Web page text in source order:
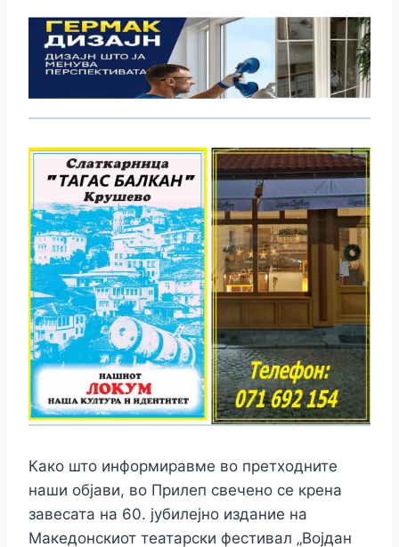
Како што информиравме во претходните
наши објави, во Прилеп свечено се крена
завесата на 60. јубилејно издание на
Македонскиот театарски фестивал „Војдан